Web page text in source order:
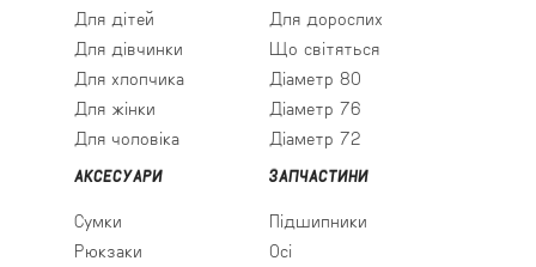
Для дітей
Для дівчинки
Для хлопчика
Для жінки
Для чоловіка
Для дорослих
Що світяться
Діаметр 80
Діаметр 76
Діаметр 72
АКСЕСУАРИ
Сумки
Рюкзаки
ЗАПЧАСТИНИ
Підшипники
Осі